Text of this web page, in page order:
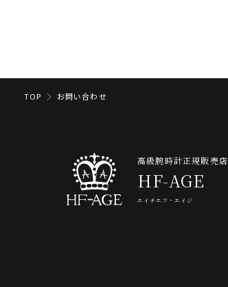
TOP お問い合わせ
高級腕時計正規販売店
HF-AGE
エイチエフ・エイジ